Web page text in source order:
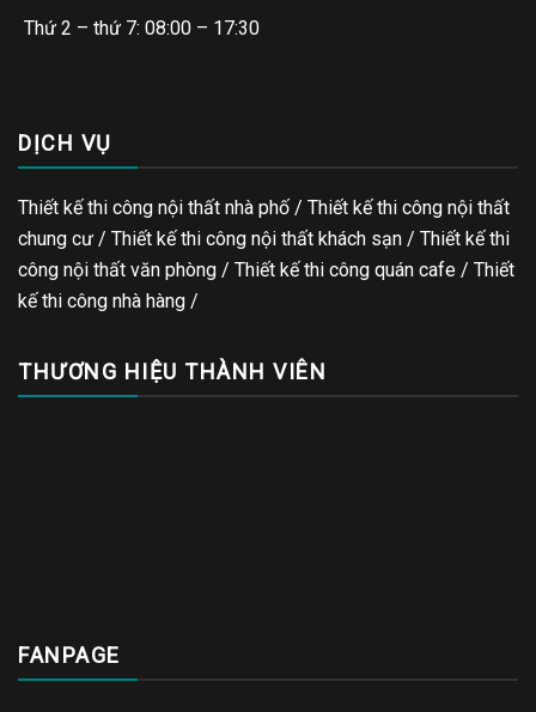
Thứ 2 – thứ 7: 08:00 – 17:30
DỊCH VỤ
Thiết kế thi công nội thất nhà phố / Thiết kế thi công nội thất
chung cư / Thiết kế thi công nội thất khách sạn / Thiết kế thi
công nội thất văn phòng / Thiết kế thi công quán cafe / Thiết
kế thi công nhà hàng /
THƯƠNG HIỆU THÀNH VIÊN
FANPAGE